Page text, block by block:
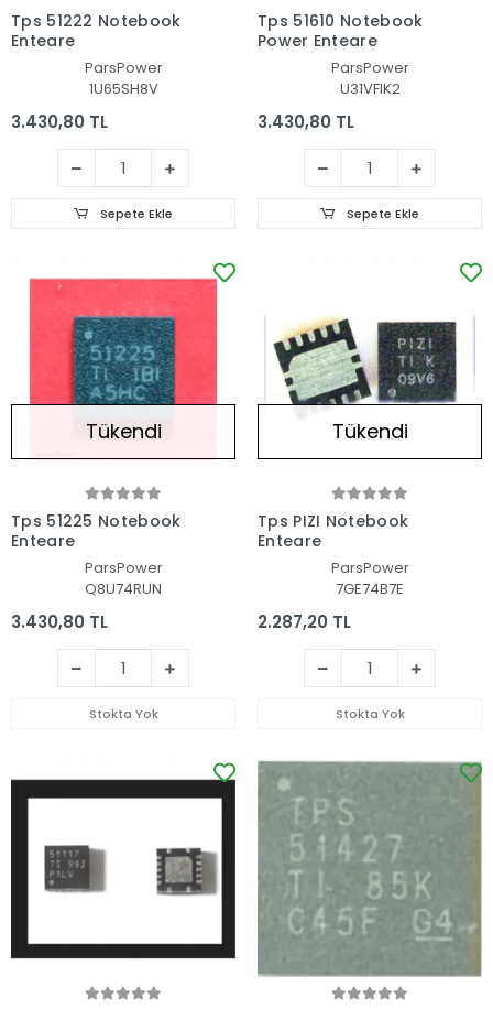
Tps 51222 Notebook
Entegre
ParsPower
1U65SH8V
3.430,80 TL
Sepete Ekle
Tps 51610 Notebook
Power Entegre
ParsPower
U31VFIK2
3.430,80 TL
Sepete Ekle
Tükendi
Tps 51225 Notebook
Entegre
ParsPower
Q8U74RUN
3.430,80 TL
Stokta Yok
Tükendi
Tps PIZI Notebook
Entegre
ParsPower
7GE74B7E
2.287,20 TL
Stokta Yok